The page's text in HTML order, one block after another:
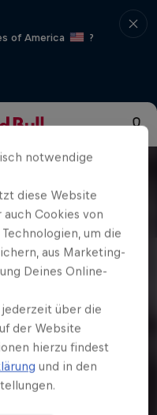
of America
?
notwendige
diese Website
Cookies von
um die
aus Marketing-
Deines Online-
jederzeit über die
der Website
hierzu findest
und in den